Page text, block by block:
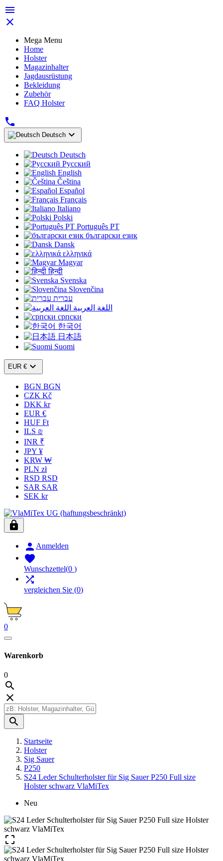


Mega Menu
Home
Holster
Magazinhalter
Jagdausrüstung
Bekleidung
Zubehör
FAQ Holster

Deutsch 
Deutsch
Русский
English
Čeština
Español
Français
Italiano
Polski
Português PT
български език
Dansk
ελληνικά
Magyar
हिन्दी
Svenska
Slovenčina
עברית
اللغة العربية
српски
한국어
日本語
Suomi
EUR € 
BGN BGN
CZK Kč
DKK kr
EUR €
HUF Ft
ILS ₪
INR ₹
JPY ¥
KRW ₩
PLN zł
RSD RSD
SAR SAR
SEK kr

 Anmelden

Wunschzettel(0 )

vergleichen Sie (0)
0
Warenkorb
0



Startseite
Holster
Sig Sauer
P250
S24 Leder Schulterholster für Sig Sauer P250 Full size
Holster schwarz VlaMiTex
Neu
